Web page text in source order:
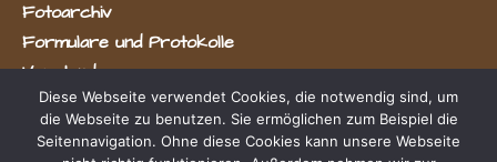
Fotoarchiv
Formulare und Protokolle
Vorstand
Diese Webseite verwendet Cookies, die notwendig sind, um
die Webseite zu benutzen. Sie ermöglichen zum Beispiel die
Seitennavigation. Ohne diese Cookies kann unsere Webseite